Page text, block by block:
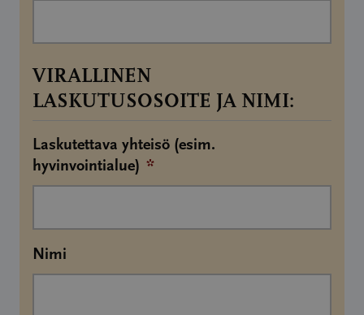
VIRALLINEN
LASKUTUSOSOITE JA NIMI:
Laskutettava yhteisö (esim.
hyvinvointialue) *
Nimi